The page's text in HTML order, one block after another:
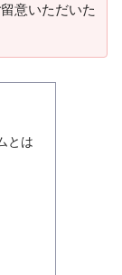
意いただいた
とは